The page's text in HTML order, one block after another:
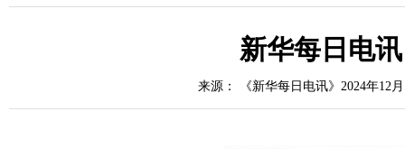
新华每日电
来源： 《新华每日电讯》2024年12